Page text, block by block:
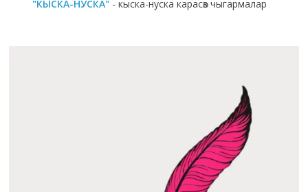
"КЫСКА-НУСКА" - кыска-нуска карасөз чыгармалар